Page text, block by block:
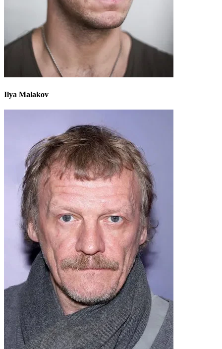
Ilya Malakov